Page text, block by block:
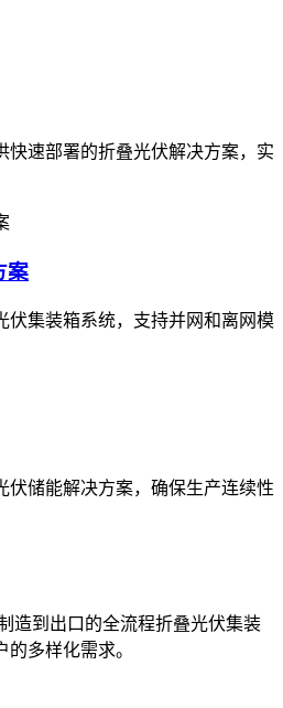
快速部署的折叠光伏解决方案，实
案
伏集装箱系统，支持并网和离网模
伏储能解决方案，确保生产连续性
造到出口的全流程折叠光伏集装
多样化需求。